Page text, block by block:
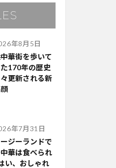
年8月5日
華街を歩いて
170年の歴史
更新される新
年7月31日
ジーランドで
華は食べられ
い、おしゃれ